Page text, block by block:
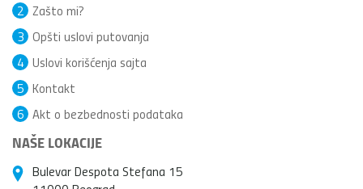
Zašto mi?
2
Opšti uslovi putovanja
3
Uslovi korišćenja sajta
4
Kontakt
5
Akt o bezbednosti podataka
6
NAŠE LOKACIJE
Bulevar Despota Stefana 15